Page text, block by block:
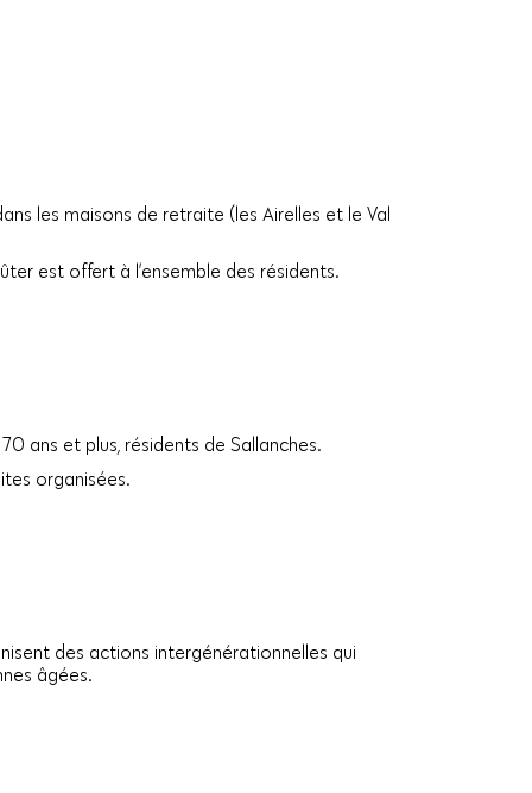
les maisons de retraite (les Airelles et le Val
est offert à l’ensemble des résidents.
ans et plus, résidents de Sallanches.
organisées.
des actions intergénérationnelles qui
âgées.